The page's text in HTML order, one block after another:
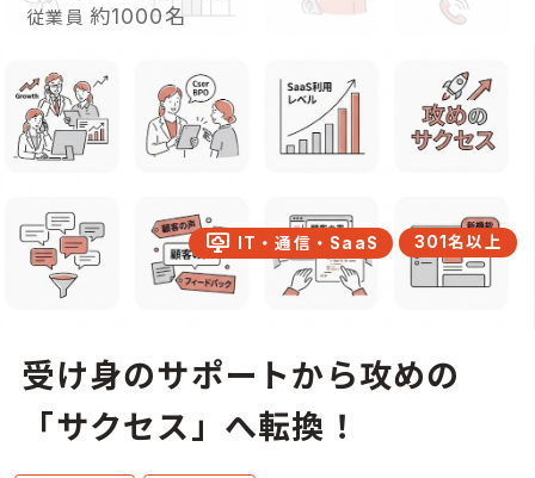
従業員 約1000名
desktop_cloud IT・通信・SaaS 301名以上
受け身のサポートから攻めの
「サクセス」へ転換！